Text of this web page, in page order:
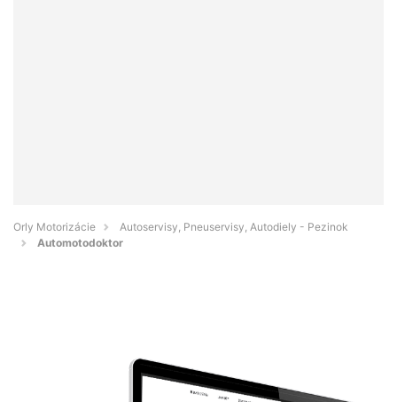
Orly Motorizácie
Autoservisy, Pneuservisy, Autodiely - Pezinok
Automotodoktor